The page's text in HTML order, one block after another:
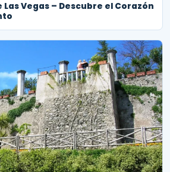
Vegas – Descubre el Corazón